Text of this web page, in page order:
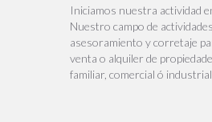
Iniciamos nuestra actividad
Nuestro campo de
asesoramiento y corretaje
venta o alquiler de
familiar, comercial ó